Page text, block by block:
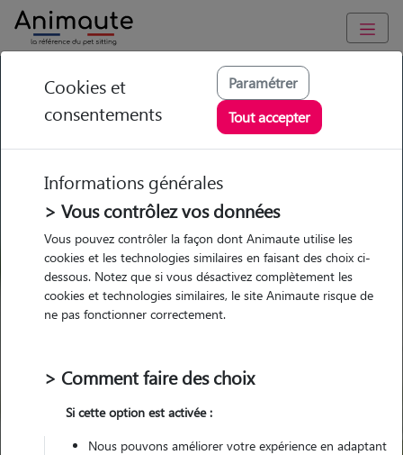
GARDE ANIMAUX à Hières-sur-Amby : Garde chien et chat en
famille ou à domicile, visites et promenades
Trouvez une garde animaux à
Hières-sur-Amby
Parmi nos pet-sitters à Hières-sur-
Amby
Cookies et
consentements
Paramétrer
Tout accepter
Informations générales
> Vous contrôlez vos données
Vous pouvez contrôler la façon dont Animaute utilise les
cookies et les technologies similaires en faisant des choix ci-
dessous. Notez que si vous désactivez complètement les
cookies et technologies similaires, le site Animaute risque de
ne pas fonctionner correctement.
> Comment faire des choix
Si cette option est activée :
Nous pouvons améliorer votre expérience en adaptant